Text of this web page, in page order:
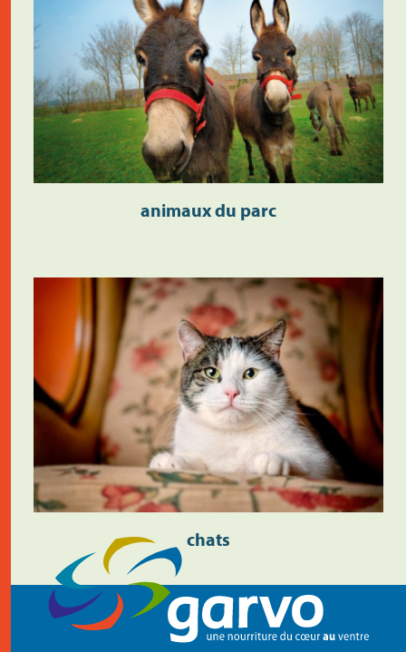
animaux du parc
chats